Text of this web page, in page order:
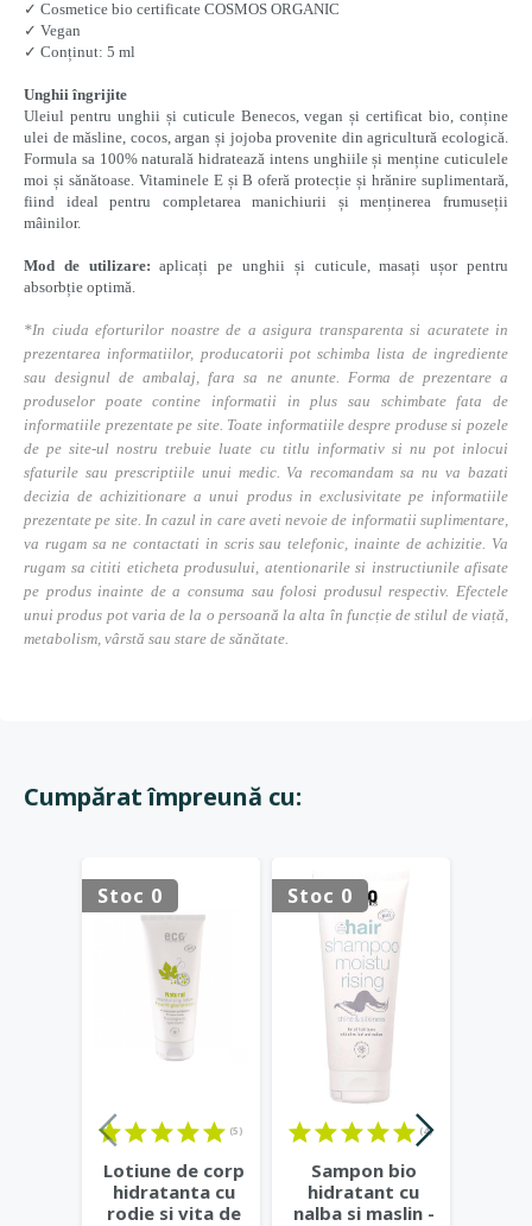
✓ Cosmetice bio certificate COSMOS ORGANIC
✓ Vegan
✓ Conținut: 5 ml
Unghii îngrijite
Uleiul pentru unghii și cuticule Benecos, vegan și certificat bio, conține
ulei de măsline, cocos, argan și jojoba provenite din agricultură ecologică.
Formula sa 100% naturală hidratează intens unghiile și menține cuticulele
moi și sănătoase. Vitaminele E și B oferă protecție și hrănire suplimentară,
fiind ideal pentru completarea manichiurii și menținerea frumuseții
mâinilor.
Mod de utilizare: aplicați pe unghii și cuticule, masați ușor pentru
absorbție optimă.
*In ciuda eforturilor noastre de a asigura transparenta si acuratete in
prezentarea informatiilor, producatorii pot schimba lista de ingrediente
sau designul de ambalaj, fara sa ne anunte. Forma de prezentare a
produselor poate contine informatii in plus sau schimbate fata de
informatiile prezentate pe site. Toate informatiile despre produse si pozele
de pe site-ul nostru trebuie luate cu titlu informativ si nu pot inlocui
sfaturile sau prescriptiile unui medic. Va recomandam sa nu va bazati
decizia de achizitionare a unui produs in exclusivitate pe informatiile
prezentate pe site. In cazul in care aveti nevoie de informatii suplimentare,
va rugam sa ne contactati in scris sau telefonic, inainte de achizitie. Va
rugam sa cititi eticheta produsului, atentionarile si instructiunile afisate
pe produs inainte de a consuma sau folosi produsul respectiv. Efectele
unui produs pot varia de la o persoană la alta în funcție de stilul de viață,
metabolism, vârstă sau stare de sănătate.
Cumpărat împreună cu:
Stoc 0
(5)
Lotiune de corp
hidratanta cu
rodie si vita de
Stoc 0
(4)
Sampon bio
hidratant cu
nalba si maslin -